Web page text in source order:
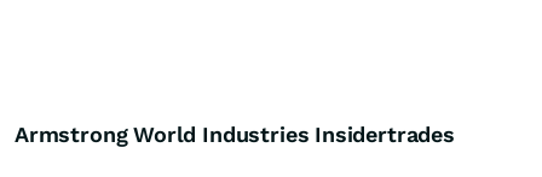
Armstrong World Industries Insidertrades